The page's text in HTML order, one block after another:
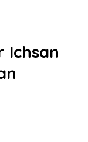
Ichsan